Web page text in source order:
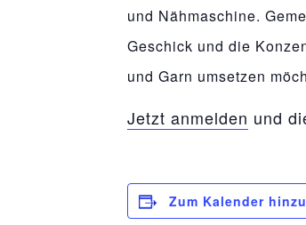
relaisvih12
und Nähmaschine.
Geschick und die
und Garn umsetzen
Jetzt anmelden und
Zum Kalender